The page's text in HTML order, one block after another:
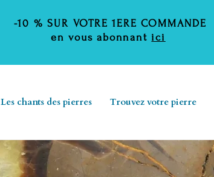
-10 % SUR VOTRE 1ERE COMMANDE
en vous abonnant ici
Les chants des pierres Trouvez votre pierre